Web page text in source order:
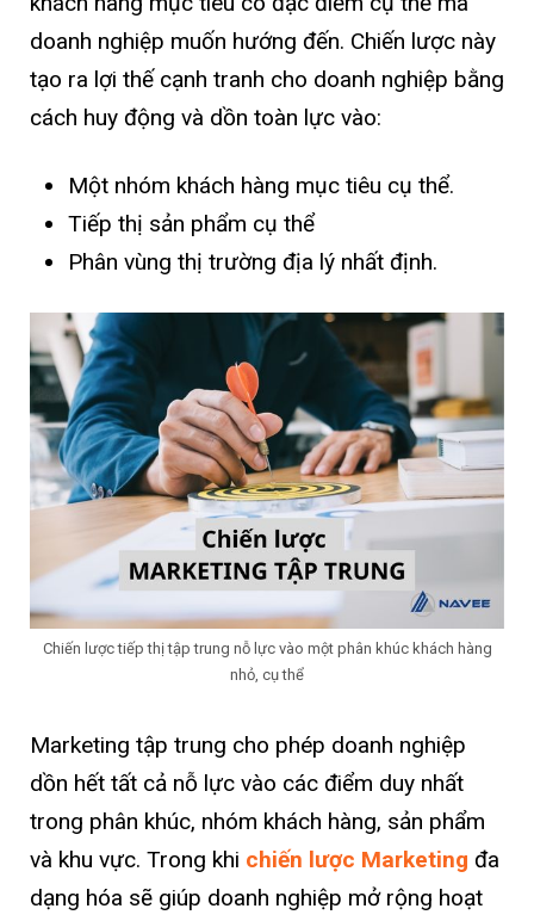
doanh nghiệp muốn hướng đến. Chiến lược này
tạo ra lợi thế cạnh tranh cho doanh nghiệp bằng
cách huy động và dồn toàn lực vào:
Một nhóm khách hàng mục tiêu cụ thể.
Tiếp thị sản phẩm cụ thể
Phân vùng thị trường địa lý nhất định.
Chiến lược tiếp thị tập trung nỗ lực vào một phân khúc khách hàng
nhỏ, cụ thể
Marketing tập trung cho phép doanh nghiệp
dồn hết tất cả nỗ lực vào các điểm duy nhất
trong phân khúc, nhóm khách hàng, sản phẩm
và khu vực. Trong khi chiến lược Marketing đa
dạng hóa sẽ giúp doanh nghiệp mở rộng hoạt